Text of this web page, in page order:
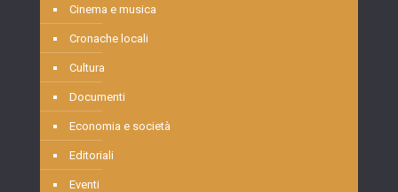
Cinema e musica
Cronache locali
Cultura
Documenti
Economia e società
Editoriali
Eventi